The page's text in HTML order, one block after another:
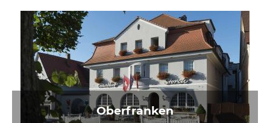
Oberfranken